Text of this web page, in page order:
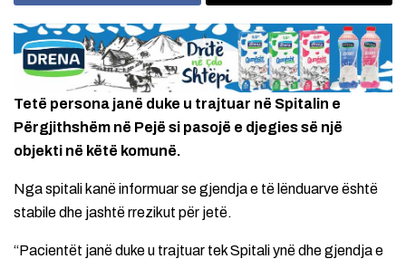
Tetë persona janë duke u trajtuar në Spitalin e
Përgjithshëm në Pejë si pasojë e djegies së një
objekti në këtë komunë.
Nga spitali kanë informuar se gjendja e të lënduarve është
stabile dhe jashtë rrezikut për jetë.
“Pacientët janë duke u trajtuar tek Spitali ynë dhe gjendja e